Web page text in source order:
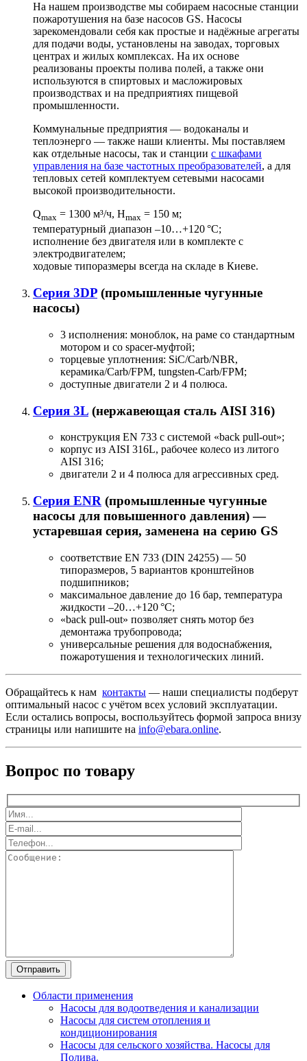
На нашем производстве мы собираем насосные станции
пожаротушения на базе насосов GS. Насосы
зарекомендовали себя как простые и надёжные агрегаты
для подачи воды, установлены на заводах, торговых
центрах и жилых комплексах. На их основе
реализованы проекты полива полей, а также они
используются в спиртовых и масложировых
производствах и на предприятиях пищевой
промышленности.
Коммунальные предприятия — водоканалы и
теплоэнерго — также наши клиенты. Мы поставляем
как отдельные насосы, так и станции с шкафами
управления на базе частотных преобразователей, а для
тепловых сетей комплектуем сетевыми насосами
высокой производительности.
Qmax = 1300 м³/ч, Hmax = 150 м;
температурный диапазон –10…+120 °C;
исполнение без двигателя или в комплекте с
электродвигателем;
ходовые типоразмеры всегда на складе в Киеве.
Серия 3DP (промышленные чугунные
насосы)
3 исполнения: моноблок, на раме со стандартным
мотором и со spacer-муфтой;
торцевые уплотнения: SiC/Carb/NBR,
керамика/Carb/FPM, tungsten-Carb/FPM;
доступные двигатели 2 и 4 полюса.
Серия 3L (нержавеющая сталь AISI 316)
конструкция EN 733 с системой «back pull-out»;
корпус из AISI 316L, рабочее колесо из литого
AISI 316;
двигатели 2 и 4 полюса для агрессивных сред.
Серия ENR (промышленные чугунные
насосы для повышенного давления) —
устаревшая серия, заменена на серию GS
соответствие EN 733 (DIN 24255) — 50
типоразмеров, 5 вариантов кронштейнов
подшипников;
максимальное давление до 16 бар, температура
жидкости –20…+120 °C;
«back pull-out» позволяет снять мотор без
демонтажа трубопровода;
универсальные решения для водоснабжения,
пожаротушения и технологических линий.
Обращайтесь к нам контакты — наши специалисты подберут
оптимальный насос с учётом всех условий эксплуатации.
Если остались вопросы, воспользуйтесь формой запроса внизу
страницы или напишите на info@ebara.online.
Вопрос по товару
Области применения
Насосы для водоотведения и канализации
Насосы для систем отопления и
кондиционирования
Насосы для сельского хозяйства. Насосы для
Полива.